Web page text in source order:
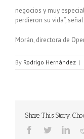
negocios y muy
perdieron su vida”,
Morán, directora de
By Rodrigo Hernández |
Share This Story,
Facebook
Twitter